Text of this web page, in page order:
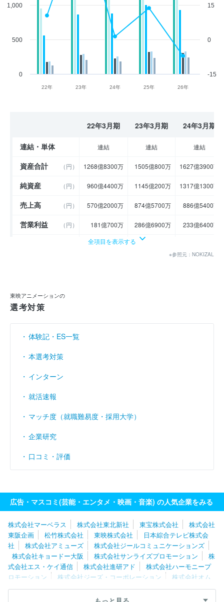
22年 23年 24年 25年 26年
0
500
1,000
-15
0
15
22年3月期 23年3月期 24年3月期
連結・単体 連結 連結 連結
資産合計 （円） 1268億8300万 1505億800万 1627億3900万
純資産 （円） 960億4400万 1145億200万 1317億1300万
売上高 （円） 570億2000万 874億5700万 886億5400万
営業利益 （円） 181億700万 286億6900万 233億6400万
188億2200万 297億9100万
売上伸び率
営業利益率 （％） 31.76 32.78 26.35
経常利益率 （％）
全項目を表示する
※参照元：NOKIZAL
東映アニメーションの
選考対策
体験記・ES一覧
本選考対策
インターン
就活速報
マッチ度（就職難易度・採用大学）
企業研究
口コミ・評価
広告・マスコミ(芸能・エンタメ・映画・音楽) の人気企業をみる
株式会社マーベラス 株式会社東北新社 東宝株式会社
株式会社
東阪企画
松竹株式会社 東映株式会社
日本綜合テレビ株式会
社
株式会社アミューズ
株式会社ジールコミュニケーションズ
株式会社キョードー大阪
株式会社サンライズプロモーション
株
式会社エス・ケイ通信
株式会社進研アド
株式会社ハーモニープ
ロモーション
株式会社ジーズ・コーポレーション
株式会社オム
ニバス・ジャパン
株式会社テクノネット
株式会社ＮＥＸＴＥＰ
株式会社フジ・メディア・テクノロジー